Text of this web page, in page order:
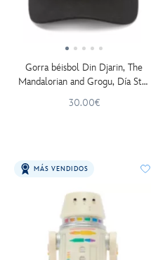
Gorra béisbol Din Djarin, The
Mandalorian and Grogu, Día Star
30.00€
MÁS VENDIDOS